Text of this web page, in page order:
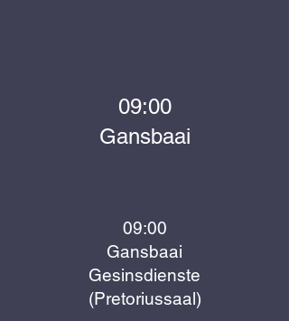
09:00
Gansbaai
09:00
Gansbaai
Gesinsdienste
(Pretoriussaal)